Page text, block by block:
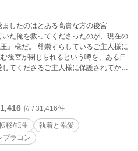
したのはとある高貴な方の後宮
いた俺を救ってくださったのが、現在の
』様だ。 尊崇すらしているご主人様に
後宮が閉じられるという噂を、ある日
してくださるご主人様に保護されてか
の強いアホの子です。 ご主人様は『毒
位 / 31,416件
移/転生
執着と溺愛
ブラコン